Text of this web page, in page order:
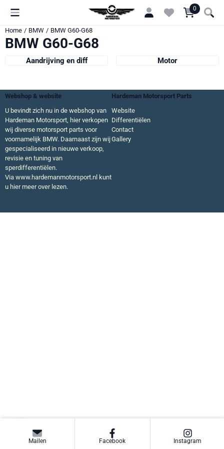
Cookievoorkeuren zijn momenteel gesloten. 0
Home / BMW / BMW G60-G68
BMW G60-G68
Aandrijving en diff Motor
Webshop & website
Hardeman Motorsport Parts
U bevindt zich nu in de webshop van
Hardeman Motorsport, hier verkopen
wij diverse motorsport parts voor
voornamelijk BMW. Daarnaast zijn wij
gespecialiseerd in nieuwe verkoop,
revisie en tuning van
sperdifferentiëlen.
Via www.hardemanmotorsport.nl kunt
u hier meer over lezen.
Website
Differentiëlen
Contact
Gallery
Mailen Facebook Instagram